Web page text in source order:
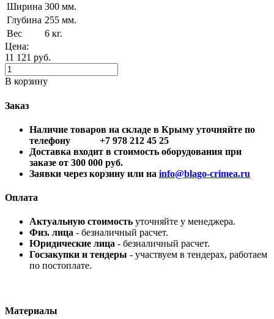
Ширина 300 мм.
Глубина 255 мм.
Вес
6 кг.
Цена:
11 121 руб.
В корзину
Заказ
Наличие товаров на складе в Крыму уточняйте по
телефону +7 978 212 45 25
Доставка входит в стоимость оборудования при
заказе от 300 000 руб.
Заявки через корзину или на info@blago-crimea.ru
Оплата
Актуальную стоимость уточняйте у менеджера.
Физ. лица - безналичный расчет.
Юридические лица - безналичный расчет.
Госзакупки и тендеры - участвуем в тендерах, работаем
по постоплате.
Материалы